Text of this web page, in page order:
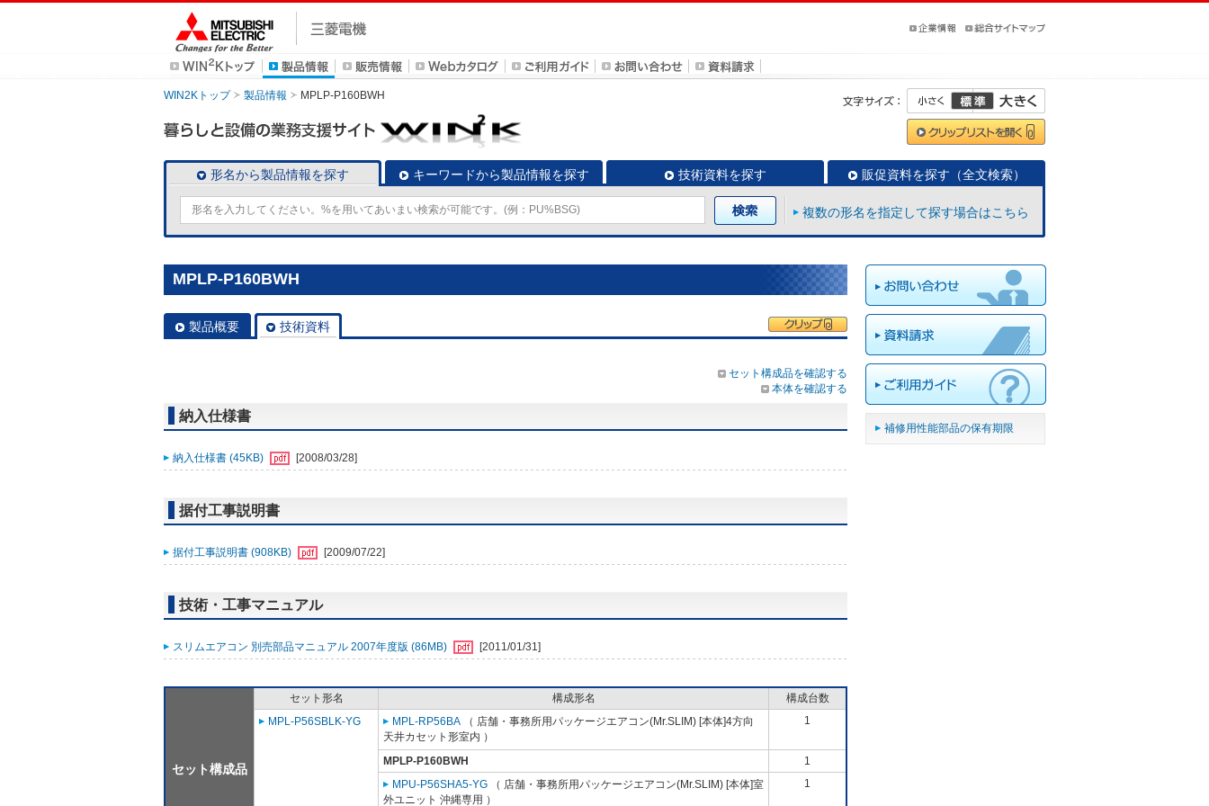
WIN2Kトップ 製品情報 MPLP-P160BWH
形名から製品情報を探す キーワードから製品情報を探す 技術資料を探す 販促資料を探す（全文検索）
複数の形名を指定して探す場合はこちら
MPLP-P160BWH
製品概要 技術資料
セット構成品を確認する
本体を確認する
納入仕様書
納入仕様書 (45KB) [2008/03/28]
据付工事説明書
据付工事説明書 (908KB) [2009/07/22]
技術・工事マニュアル
スリムエアコン 別売部品マニュアル 2007年度版 (86MB) [2011/01/31]
セット構成品
セット形名 構成形名
構成台数
MPL-P56SBLK-YG
MPL-RP56BA （ 店舗・事務所用パッケージエアコン(Mr.SLIM) [本体]4方向
天井カセット形室内 ）
1
MPLP-P160BWH
1
MPU-P56SHA5-YG （ 店舗・事務所用パッケージエアコン(Mr.SLIM) [本体]室
外ユニット 沖縄専用 ）
1
補修用性能部品の保有期限